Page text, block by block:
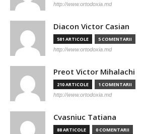
http://www.ortodoxia.md
Diacon Victor Casian
581 ARTICOLE 5 COMENTARII
http://www.ortodoxia.md
Preot Victor Mihalachi
210 ARTICOLE 1 COMENTARII
http://www.ortodoxia.md
Cvasniuc Tatiana
88 ARTICOLE 0 COMENTARII